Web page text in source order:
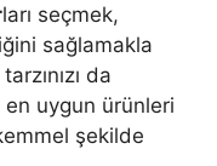
ları seçmek,
sağlamakla
da
en uygun ürünleri
şekilde